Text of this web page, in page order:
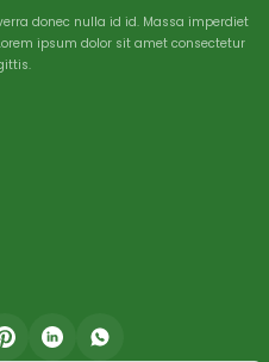
donec nulla id id. Massa imperdiet
ipsum dolor sit amet consectetur